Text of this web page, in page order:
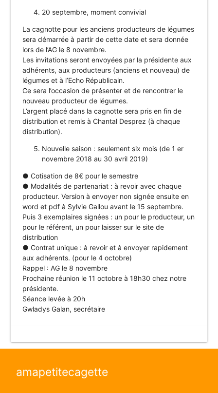
20 septembre, moment convivial
La cagnotte pour les anciens producteurs de légumes
sera démarrée à partir de cette date et sera donnée
lors de l’AG le 8 novembre.
Les invitations seront envoyées par la présidente aux
adhérents, aux producteurs (anciens et nouveau) de
légumes et à l’Echo Républicain.
Ce sera l’occasion de présenter et de rencontrer le
nouveau producteur de légumes.
L’argent placé dans la cagnotte sera pris en fin de
distribution et remis à Chantal Desprez (à chaque
distribution).
Nouvelle saison : seulement six mois (de 1 er
novembre 2018 au 30 avril 2019)
● Cotisation de 8€ pour le semestre
● Modalités de partenariat : à revoir avec chaque
producteur. Version à envoyer non signée ensuite en
word et pdf à Sylvie Gallou avant le 15 septembre.
Puis 3 exemplaires signées : un pour le producteur, un
pour le référent, un pour laisser sur le site de
distribution
● Contrat unique : à revoir et à envoyer rapidement
aux adhérents. (pour le 4 octobre)
Rappel : AG le 8 novembre
Prochaine réunion le 11 octobre à 18h30 chez notre
présidente.
Séance levée à 20h
Gwladys Galan, secrétaire
amapetitecagette